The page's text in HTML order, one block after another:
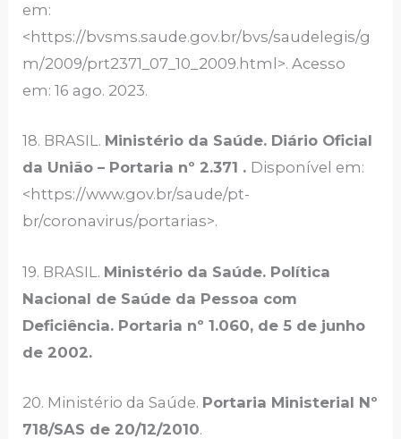
em:
<https://bvsms.saude.gov.br/bvs/saudelegis/g
m/2009/prt2371_07_10_2009.html>. Acesso
em: 16 ago. 2023.
18. BRASIL. Ministério da Saúde. Diário Oficial
da União – Portaria nº 2.371 . Disponível em:
<https://www.gov.br/saude/pt-
br/coronavirus/portarias>.
19. BRASIL. Ministério da Saúde. Política
Nacional de Saúde da Pessoa com
Deficiência. Portaria nº 1.060, de 5 de junho
de 2002.
20. Ministério da Saúde. Portaria Ministerial Nº
718/SAS de 20/12/2010.